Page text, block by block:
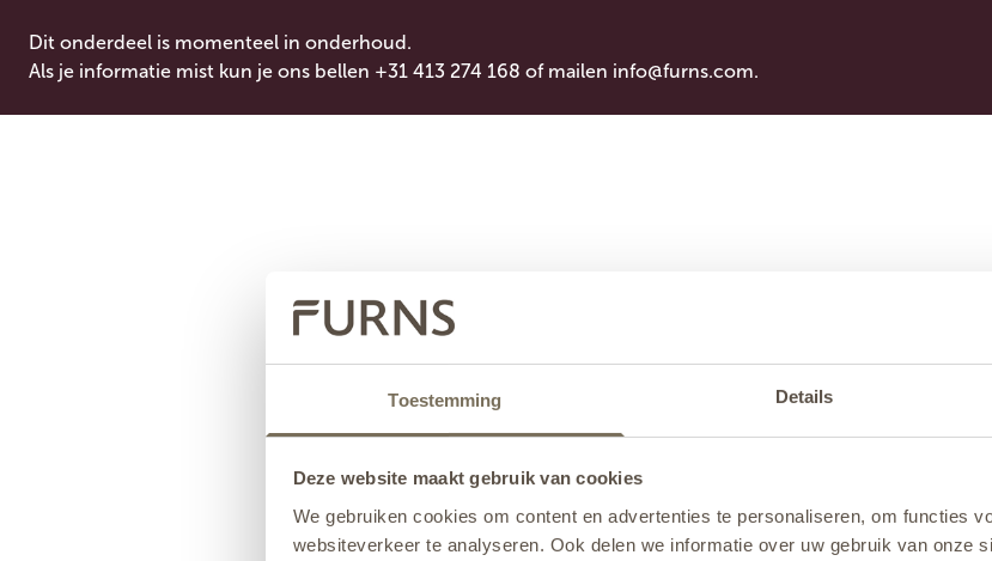
Toestemming Details
Deze website maakt gebruik van cookies
We gebruiken cookies om content en advertenties te personaliseren, om functies
websiteverkeer te analyseren. Ook delen we informatie over uw gebruik van onze
Dit onderdeel is momenteel in onderhoud.
Als je informatie mist kun je ons bellen +31 413 274 168 of mailen info@furns.com.